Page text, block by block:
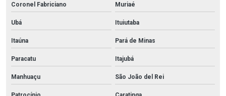
Coronel Fabriciano Muriaé
Ubá Ituiutaba
Itaúna Pará de Minas
Paracatu Itajubá
Manhuaçu São João del Rei